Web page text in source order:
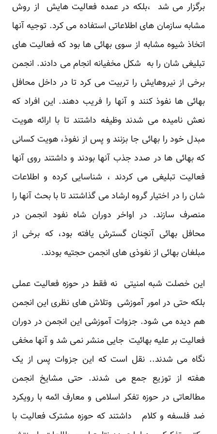
برگزار می شد ،بلکه در عمده فعالیت هایش از روش
مشابه سازمان های اطلاعاتی استفاده می کرد. توجیه آنها
اتخاذ شیوه مشابه از سوی بهائی ها بود که فعالیت های
تبلیغی شان را به شکل مخفیانه انجام می دادند. انجمن
برخی از نیروهایش را تربیت می کرد تا در داخل محافل
بهائی ها نفوذ کنند و آنها را فریب دهند. این افراد که
نعش نامیده می شدند وظیفه داشتند تا با ارائه هویت
مبدل خود را بهائی جا بزنند و پس از نفوذ، هویت کسانی
که بهائی ها در صدد جذب آنها بودند و داشتند روی آنها
فعالیت تبلیغی می کردند ، شناسایی کرده و اطلاعات
شان را در اختیار گروه ارشاد می گذاشتند تا با بحث آنها را
منصرف سازند. در اواخر دوران شاه نفود انجمن در
محافل بهائی آنچنان گسترش یافته بود، که برخی از
مبلغان بهائی از نفوذی های انجمن حجتیه بودند.
این خصلت شبه امنیتی نه فقط در حوزه فعالیت عملی
بلکه حتی در امور آموزشی وتلاش های نظری این انجمن
هم دیده می شود. جزوات آموزشی این انجمن در دوران
فعالیت بر علیه بهائیت جایی منشر نمی شد و آنها مخفی
نگاه می شدند.. نقل است که این جزوات پس از یک
هفته از توزیع جمع می شدند. حتی مشایخ انجمن
مطالعاتی در حوزه تفکر اسلامی و معارف ائمه با رویکرد
ضد فلسفه و کلام داشتند که حوزه مشترک فعالیت با